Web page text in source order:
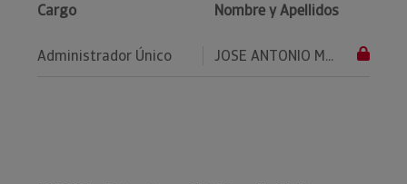
Cargo Nombre y Apellidos
Administrador Único JOSE ANTONIO M...